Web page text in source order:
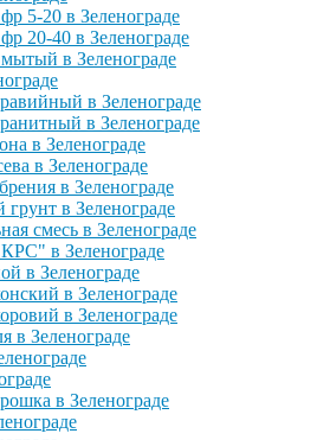
5-20 в Зеленограде
20-40 в Зеленограде
в Зеленограде
в Зеленограде
в Зеленограде
в Зеленограде
в Зеленограде
в Зеленограде
грунт в Зеленограде
смесь в Зеленограде
в Зеленограде
в Зеленограде
в Зеленограде
в Зеленограде
в Зеленограде
в Зеленограде